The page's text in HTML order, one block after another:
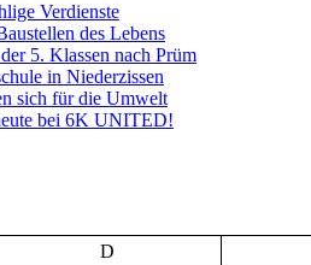
Verdienste
des Lebens
5. Klassen nach Prüm
in Niederzissen
sich für die Umwelt
bei 6K UNITED!
D